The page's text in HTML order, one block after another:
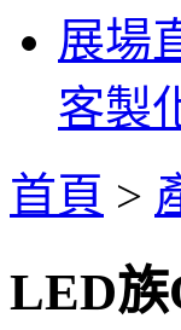
展場
客製
首頁 >
LED族